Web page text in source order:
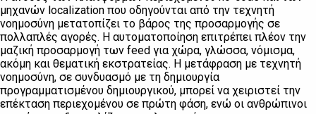
μηχανών localization που οδηγούνται από την τεχνητή
νοημοσύνη μετατοπίζει το βάρος της προσαρμογής σε
πολλαπλές αγορές. Η αυτοματοποίηση επιτρέπει πλέον την
μαζική προσαρμογή των feed για χώρα, γλώσσα, νόμισμα,
ακόμη και θεματική εκστρατείας. Η μετάφραση με τεχνητή
νοημοσύνη, σε συνδυασμό με τη δημιουργία
προγραμματισμένου δημιουργικού, μπορεί να χειριστεί την
επέκταση περιεχομένου σε πρώτη φάση, ενώ οι ανθρώπινοι